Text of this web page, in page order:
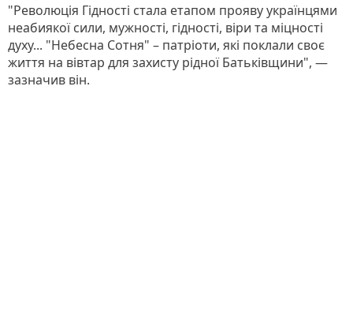
"Революція Гідності стала етапом прояву українцями
неабиякої сили, мужності, гідності, віри та міцності
духу... "Небесна Сотня" – патріоти, які поклали своє
життя на вівтар для захисту рідної Батьківщини", —
зазначив він.